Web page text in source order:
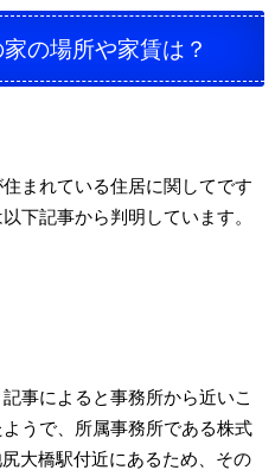
の場所や家賃は？
まれている住居に関してです
下記事から判明しています。
事によると事務所から近いこ
うで、所属事務所である株式
大橋駅付近にあるため、その